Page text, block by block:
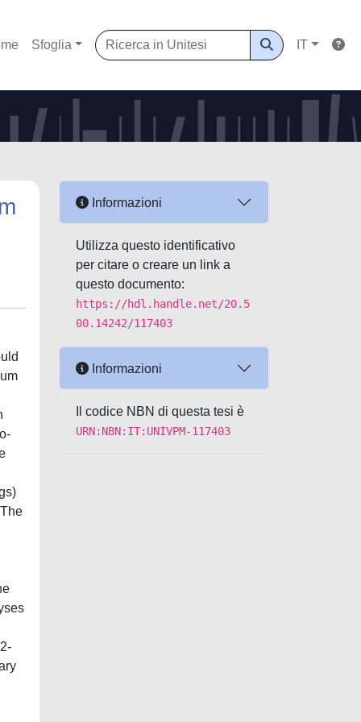
Sfoglia IT
Informazioni
Utilizza questo identificativo
per citare o creare un link a
questo documento:
https://hdl.handle.net/20.5
00.14242/117403
Informazioni
Il codice NBN di questa tesi è
URN:NBN:IT:UNIVPM-117403